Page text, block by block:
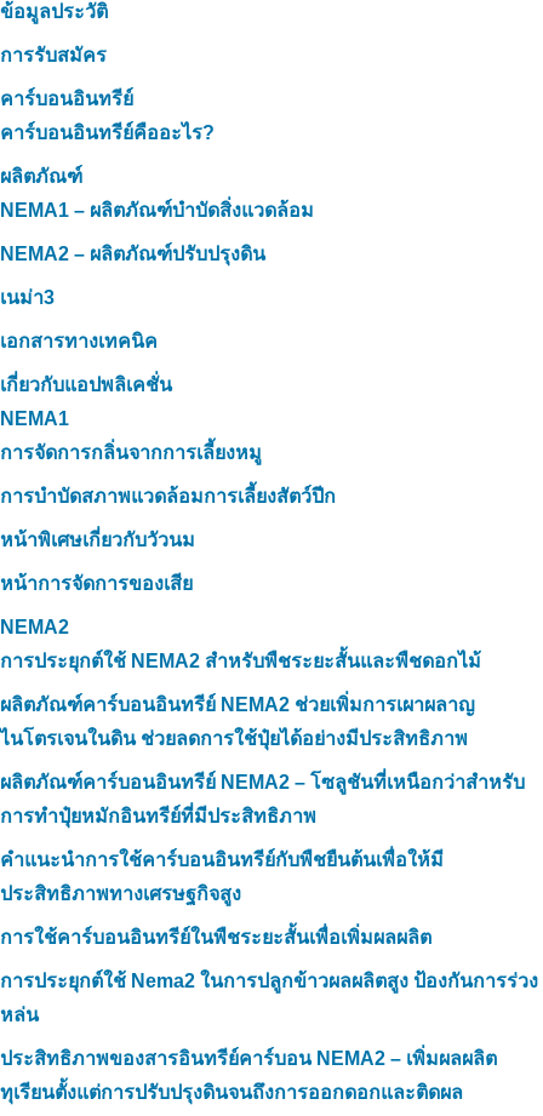
ข้อมูลประวัติ
การรับสมัคร
คาร์บอนอินทรีย์
คาร์บอนอินทรีย์คืออะไร?
ผลิตภัณฑ์
NEMA1 – ผลิตภัณฑ์บำบัดสิ่งแวดล้อม
NEMA2 – ผลิตภัณฑ์ปรับปรุงดิน
เนม่า3
เอกสารทางเทคนิค
เกี่ยวกับแอปพลิเคชั่น
NEMA1
การจัดการกลิ่นจากการเลี้ยงหมู
การบำบัดสภาพแวดล้อมการเลี้ยงสัตว์ปีก
หน้าพิเศษเกี่ยวกับวัวนม
หน้าการจัดการของเสีย
NEMA2
การประยุกต์ใช้ NEMA2 สำหรับพืชระยะสั้นและพืชดอกไม้
ผลิตภัณฑ์คาร์บอนอินทรีย์ NEMA2 ช่วยเพิ่มการเผาผลาญ
ไนโตรเจนในดิน ช่วยลดการใช้ปุ๋ยได้อย่างมีประสิทธิภาพ
ผลิตภัณฑ์คาร์บอนอินทรีย์ NEMA2 – โซลูชันที่เหนือกว่าสำหรับ
การทำปุ๋ยหมักอินทรีย์ที่มีประสิทธิภาพ
คำแนะนำการใช้คาร์บอนอินทรีย์กับพืชยืนต้นเพื่อให้มี
ประสิทธิภาพทางเศรษฐกิจสูง
การใช้คาร์บอนอินทรีย์ในพืชระยะสั้นเพื่อเพิ่มผลผลิต
การประยุกต์ใช้ Nema2 ในการปลูกข้าวผลผลิตสูง ป้องกันการร่วง
หล่น
ประสิทธิภาพของสารอินทรีย์คาร์บอน NEMA2 – เพิ่มผลผลิต
ทุเรียนตั้งแต่การปรับปรุงดินจนถึงการออกดอกและติดผล